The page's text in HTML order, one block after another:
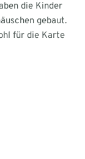
die Kinder
gebaut.
für die Karte